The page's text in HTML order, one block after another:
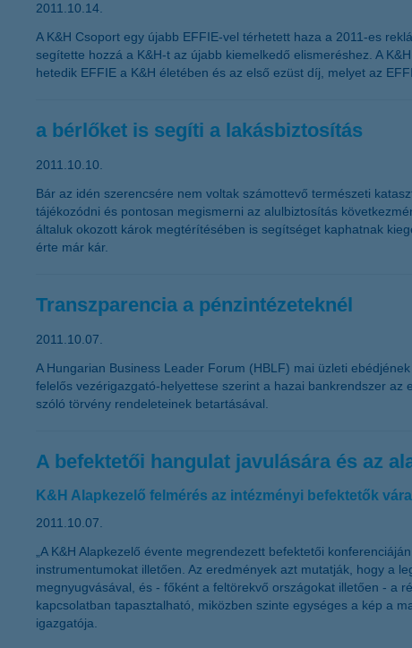
2011.10.14.
A K&H Csoport egy újabb EFFIE-vel térhetett haza a 2011-es
segítette hozzá a K&H-t az újabb kiemelkedő elismeréshez. A
hetedik EFFIE a K&H életében és az első ezüst díj, melyet az
a bérlőket is segíti a lakásbiztosítás
2011.10.10.
Bár az idén szerencsére nem voltak számottevő természeti
tájékozódni és pontosan megismerni az alulbiztosítás
általuk okozott károk megtérítésében is segítséget kaphatnak
érte már kár.
Transzparencia a pénzintézeteknél
2011.10.07.
A Hungarian Business Leader Forum (HBLF) mai üzleti
felelős vezérigazgató-helyettese szerint a hazai bankrendszer
szóló törvény rendeleteinek betartásával.
A befektetői hangulat javulására és az
K&H Alapkezelő felmérés az intézményi befektetők
2011.10.07.
„A K&H Alapkezelő évente megrendezett befektetői
instrumentumokat illetően. Az eredmények azt mutatják, hogy a
megnyugvásával, és - főként a feltörekvő országokat illetően - a
kapcsolatban tapasztalható, miközben szinte egységes a kép a
igazgatója.